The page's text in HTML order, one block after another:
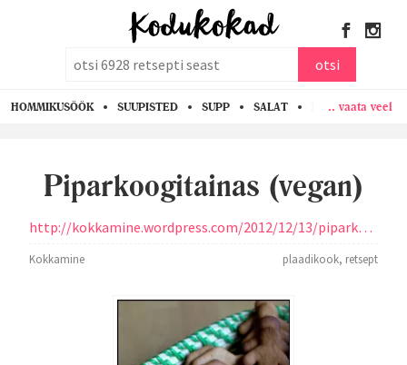
otsi
HOMMIKUSÖÖK SUUPISTED SUPP SALAT PASTA KANA
.. vaata veel
Piparkoogitainas (vegan)
http://kokkamine.wordpress.com/2012/12/13/piparkoogitainas-vegan/
Kokkamine plaadikook, retsept